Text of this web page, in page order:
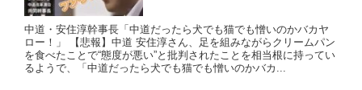
中道・安住淳幹事長「中道だったら犬でも猫でも憎いのかバカヤ
ロー！」 【悲報】中道 安住淳さん、足を組みながらクリームパン
を食べたことで“態度が悪い”と批判されたことを相当根に持ってい
るようで、「中道だったら犬でも猫でも憎いのかバカ...